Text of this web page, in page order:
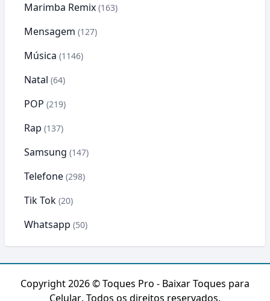
Marimba Remix (163)
Mensagem (127)
Música (1146)
Natal (64)
POP (219)
Rap (137)
Samsung (147)
Telefone (298)
Tik Tok (20)
Whatsapp (50)
Copyright 2026 ©Toques Pro - Baixar Toques para
Celular. Todos os direitos reservados.